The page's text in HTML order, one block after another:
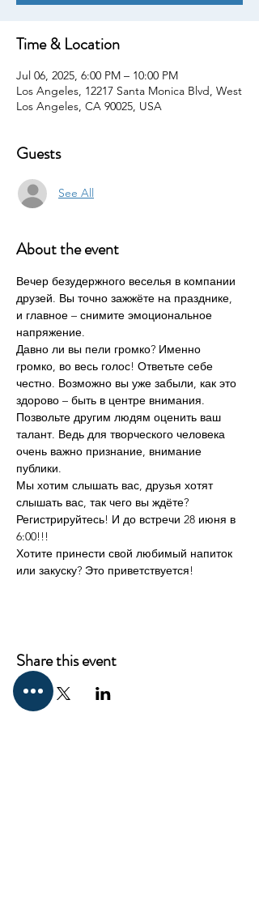
Time & Location
Jul 06, 2025, 6:00 PM – 10:00 PM
Los Angeles, 12217 Santa Monica Blvd, West
Los Angeles, CA 90025, USA
Guests
See All
About the event
Вечер безудержного веселья в компании
друзей. Вы точно зажжёте на празднике,
и главное – снимите эмоциональное
напряжение.
Давно ли вы пели громко? Именно
громко, во весь голос! Ответьте себе
честно. Возможно вы уже забыли, как это
здорово – быть в центре внимания.
Позвольте другим людям оценить ваш
талант. Ведь для творческого человека
очень важно признание, внимание
публики.
Мы хотим слышать вас, друзья хотят
слышать вас, так чего вы ждёте?
Регистрируйтесь! И до встречи 28 июня в
6:00!!!
Хотите принести свой любимый напиток
или закуску? Это приветствуется!
Share this event